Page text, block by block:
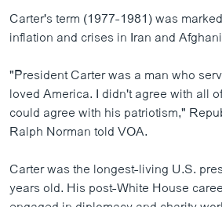
Carter's term (1977-1981) was
inflation and crises in Iran and
"President Carter was a man who
loved America. I didn't agree with all
could agree with his patriotism,"
Ralph Norman told VOA.
Carter was the longest-living U.S.
years old. His post-White House